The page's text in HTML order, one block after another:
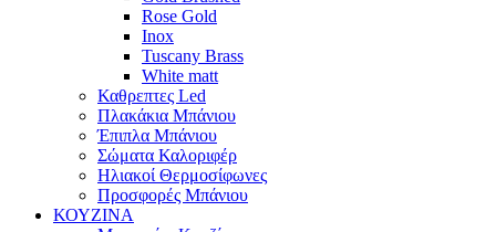
Rose Gold
Inox
Tuscany Brass
White matt
Καθρεπτες Led
Πλακάκια Μπάνιου
Έπιπλα Μπάνιου
Σώματα Καλοριφέρ
Ηλιακοί Θερμοσίφωνες
Προσφορές Μπάνιου
ΚΟΥΖΙΝΑ